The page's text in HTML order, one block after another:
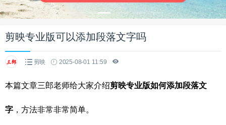
剪映专业版可以添加段落文字吗
剪映 2025-08-01 11:59
本篇文章三郎老师给大家介绍剪映专业版如何添加段落文
字 ，方法非常非常简单。